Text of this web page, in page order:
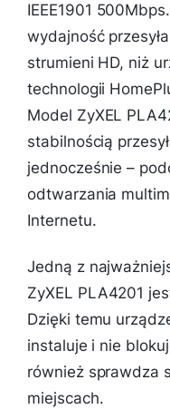
IEEE1901
wydajność
strumieni HD, niż
technologii
Model ZyXEL
stabilnością
jednocześnie –
odtwarzania
Internetu.
Jedną z
ZyXEL PLA4201
Dzięki temu
instaluje i nie
również sprawdza
miejscach.